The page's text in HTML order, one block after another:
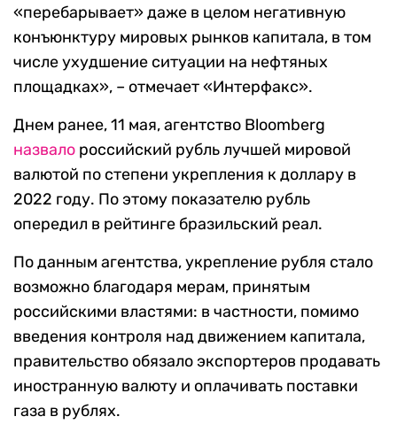
«перебарывает» даже в целом негативную
конъюнктуру мировых рынков капитала, в том
числе ухудшение ситуации на нефтяных
площадках», – отмечает «Интерфакс».
Днем ранее, 11 мая, агентство Bloomberg
назвало российский рубль лучшей мировой
валютой по степени укрепления к доллару в
2022 году. По этому показателю рубль
опередил в рейтинге бразильский реал.
По данным агентства, укрепление рубля стало
возможно благодаря мерам, принятым
российскими властями: в частности, помимо
введения контроля над движением капитала,
правительство обязало экспортеров продавать
иностранную валюту и оплачивать поставки
газа в рублях.